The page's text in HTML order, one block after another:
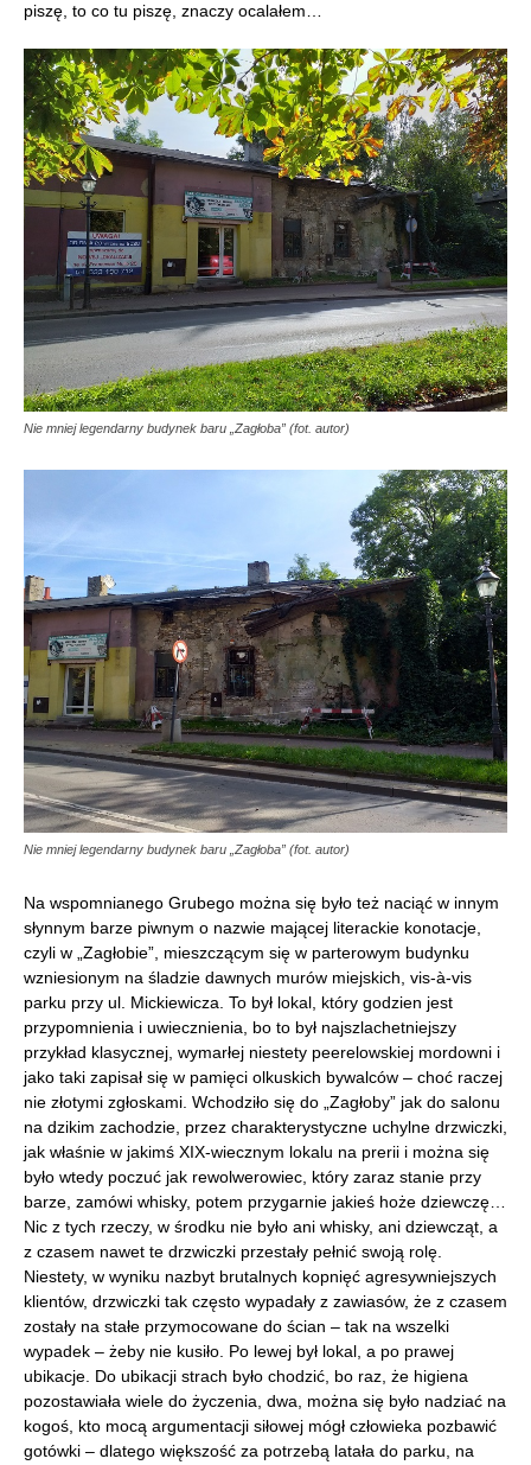
piszę, to co tu piszę, znaczy ocalałem…
Nie mniej legendarny budynek baru „Zagłoba” (fot. autor)
Nie mniej legendarny budynek baru „Zagłoba” (fot. autor)
Na wspomnianego Grubego można się było też naciąć w innym
słynnym barze piwnym o nazwie mającej literackie konotacje,
czyli w „Zagłobie”, mieszczącym się w parterowym budynku
wzniesionym na śladzie dawnych murów miejskich, vis-à-vis
parku przy ul. Mickiewicza. To był lokal, który godzien jest
przypomnienia i uwiecznienia, bo to był najszlachetniejszy
przykład klasycznej, wymarłej niestety peerelowskiej mordowni i
jako taki zapisał się w pamięci olkuskich bywalców – choć raczej
nie złotymi zgłoskami. Wchodziło się do „Zagłoby” jak do salonu
na dzikim zachodzie, przez charakterystyczne uchylne drzwiczki,
jak właśnie w jakimś XIX-wiecznym lokalu na prerii i można się
było wtedy poczuć jak rewolwerowiec, który zaraz stanie przy
barze, zamówi whisky, potem przygarnie jakieś hoże dziewczę…
Nic z tych rzeczy, w środku nie było ani whisky, ani dziewcząt, a
z czasem nawet te drzwiczki przestały pełnić swoją rolę.
Niestety, w wyniku nazbyt brutalnych kopnięć agresywniejszych
klientów, drzwiczki tak często wypadały z zawiasów, że z czasem
zostały na stałe przymocowane do ścian – tak na wszelki
wypadek – żeby nie kusiło. Po lewej był lokal, a po prawej
ubikacje. Do ubikacji strach było chodzić, bo raz, że higiena
pozostawiała wiele do życzenia, dwa, można się było nadziać na
kogoś, kto mocą argumentacji siłowej mógł człowieka pozbawić
gotówki – dlatego większość za potrzebą latała do parku, na